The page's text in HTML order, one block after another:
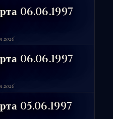
06.06.1997
2026
06.06.1997
2026
05.06.1997